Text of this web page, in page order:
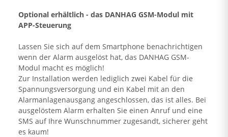
Optional erhältlich - das DANHAG GSM-Modul mit
APP-Steuerung
Lassen Sie sich auf dem Smartphone benachrichtigen
wenn der Alarm ausgelöst hat, das DANHAG GSM-
Modul macht es möglich!
Zur Installation werden lediglich zwei Kabel für die
Spannungsversorgung und ein Kabel mit an den
Alarmanlagenausgang angeschlossen, das ist alles. Bei
ausgelöstem Alarm erhalten Sie einen Anruf und eine
SMS auf Ihre Wunschnummer zugesandt, sicherer geht
es kaum!